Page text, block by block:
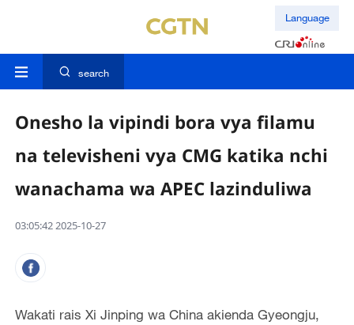
Language
search
Onesho la vipindi bora vya filamu
na televisheni vya CMG katika nchi
wanachama wa APEC lazinduliwa
03:05:42 2025-10-27
Wakati rais Xi Jinping wa China akienda Gyeongju,